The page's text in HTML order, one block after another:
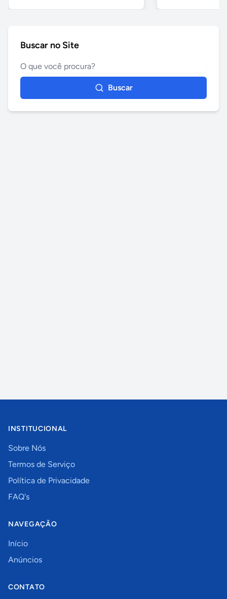
Buscar no Site
Buscar
INSTITUCIONAL
Sobre Nós
Termos de Serviço
Política de Privacidade
FAQ's
NAVEGAÇÃO
Início
Anúncios
CONTATO